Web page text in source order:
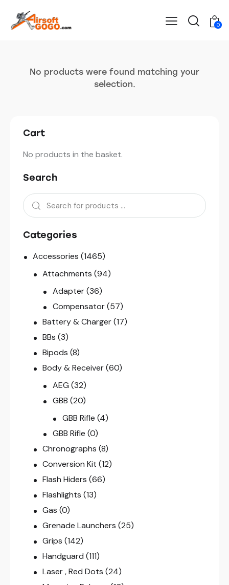
0
No products were found matching your
selection.
Cart
No products in the basket.
Search
Categories
Accessories (1465)
Attachments (94)
Adapter (36)
Compensator (57)
Battery & Charger (17)
BBs (3)
Bipods (8)
Body & Receiver (60)
AEG (32)
GBB (20)
GBB Rifle (4)
GBB Rifle (0)
Chronographs (8)
Conversion Kit (12)
Flash Hiders (66)
Flashlights (13)
Gas (0)
Grenade Launchers (25)
Grips (142)
Handguard (111)
Laser , Red Dots (24)